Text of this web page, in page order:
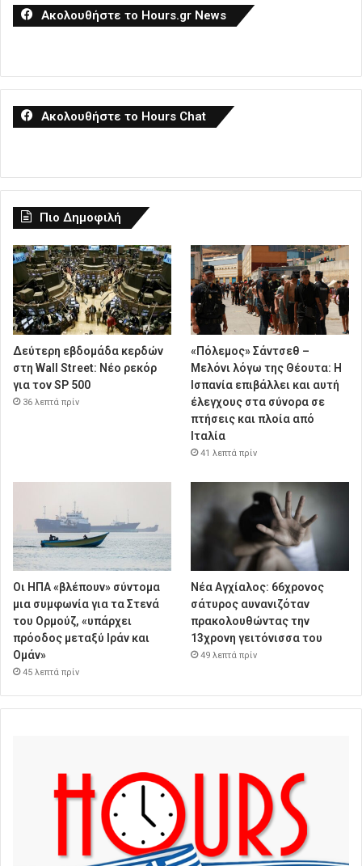
Ακολουθήστε το Hours.gr News
Ακολουθήστε το Hours Chat
Πιο Δημοφιλή
Δεύτερη εβδομάδα κερδών
στη Wall Street: Νέο ρεκόρ
για τον SP 500
36 λεπτά πρίν
«Πόλεμος» Σάντσεθ –
Μελόνι λόγω της Θέουτα: Η
Ισπανία επιβάλλει και αυτή
έλεγχους στα σύνορα σε
πτήσεις και πλοία από
Ιταλία
41 λεπτά πρίν
Οι ΗΠΑ «βλέπουν» σύντομα
μια συμφωνία για τα Στενά
του Ορμούζ, «υπάρχει
πρόοδος μεταξύ Ιράν και
Ομάν»
45 λεπτά πρίν
Νέα Αγχίαλος: 66χρονος
σάτυρος αυνανιζόταν
πρακολουθώντας την
13χρονη γειτόνισσα του
49 λεπτά πρίν